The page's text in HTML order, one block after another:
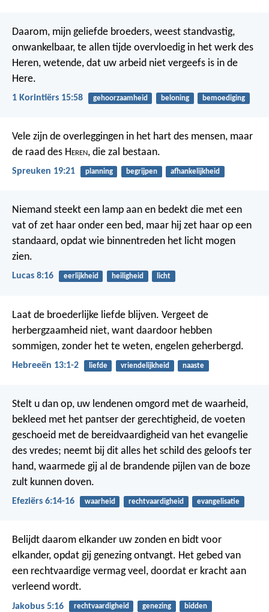
Daarom, mijn geliefde broeders, weest standvastig,
onwankelbaar, te allen tijde overvloedig in het werk des
Heren, wetende, dat uw arbeid niet vergeefs is in de
Here.
1 Korintiërs 15:58 gehoorzaamheid beloning bemoediging
Vele zijn de overleggingen in het hart des mensen, maar
de raad des Heren, die zal bestaan.
Spreuken 19:21 planning begrijpen afhankelijkheid
Niemand steekt een lamp aan en bedekt die met een
vat of zet haar onder een bed, maar hij zet haar op een
standaard, opdat wie binnentreden het licht mogen
zien.
Lucas 8:16 eerlijkheid heiligheid licht
Laat de broederlijke liefde blijven. Vergeet de
herbergzaamheid niet, want daardoor hebben
sommigen, zonder het te weten, engelen geherbergd.
Hebreeën 13:1-2 liefde vriendelijkheid naaste
Stelt u dan op, uw lendenen omgord met de waarheid,
bekleed met het pantser der gerechtigheid, de voeten
geschoeid met de bereidvaardigheid van het evangelie
des vredes; neemt bij dit alles het schild des geloofs ter
hand, waarmede gij al de brandende pijlen van de boze
zult kunnen doven.
Efeziërs 6:14-16 waarheid rechtvaardigheid evangelisatie
Belijdt daarom elkander uw zonden en bidt voor
elkander, opdat gij genezing ontvangt. Het gebed van
een rechtvaardige vermag veel, doordat er kracht aan
verleend wordt.
Jakobus 5:16 rechtvaardigheid genezing bidden